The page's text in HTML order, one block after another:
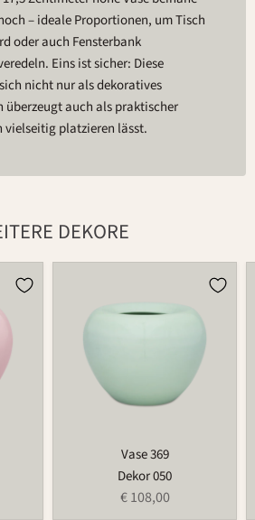
– ideale Proportionen, um Tisch
oder auch Fensterbank
Eins ist sicher: Diese
nicht nur als dekoratives
überzeugt auch als praktischer
vielseitig platzieren lässt.
DEKORE
Vase 369
Dekor 050
€ 108,00